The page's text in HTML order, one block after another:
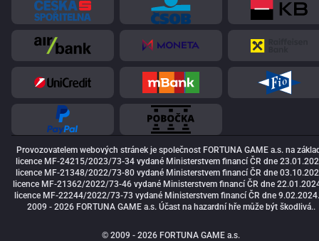
Provozovatelem webových stránek je společnost FORTUNA GAME a.s. na
licence MF-24215/2023/73-34 vydané Ministerstvem financí ČR dne
licence MF-21348/2022/73-80 vydané Ministerstvem financí ČR dne
licence MF-21362/2022/73-46 vydané Ministerstvem financí ČR dne
licence MF-22244/2022/73-73 vydané Ministerstvem financí ČR dne
2009 - 2026 FORTUNA GAME a.s. Účast na hazardní hře může být škodlivá..
© 2009 - 2026 FORTUNA GAME a.s.